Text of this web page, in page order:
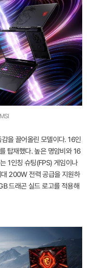
을 끌어올린 모델이다. 16인
탑재했다. 높은 명암비와 16
1인칭 슈팅(FPS) 게임이나
200W 전력 공급을 지원하
드래곤 실드 로고를 적용해